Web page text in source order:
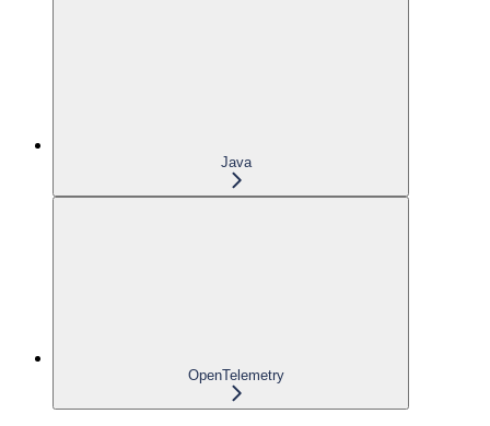
Java
OpenTelemetry